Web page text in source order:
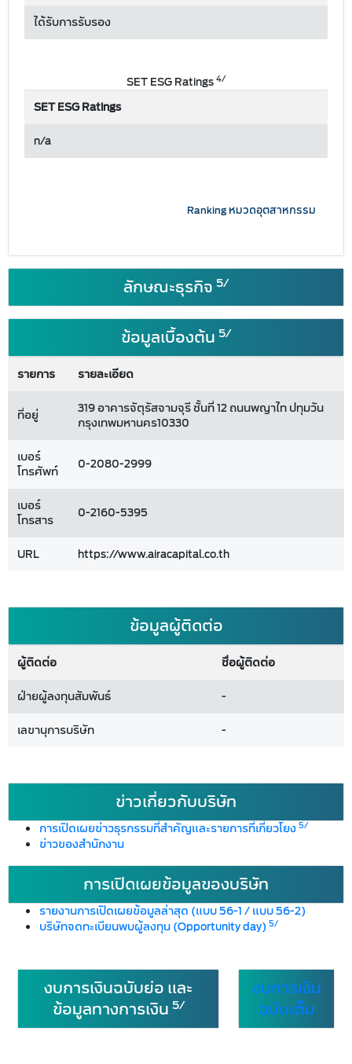
ได้รับการรับรอง
SET ESG Ratings4/
SET ESG Ratings
n/a
Ranking หมวดอุตสาหกรรม
ลักษณะธุรกิจ 5/
ข้อมูลเบื้องต้น 5/
รายการ รายละเอียด
ที่อยู่
319 อาคารจัตุรัสจามจุรี ชั้นที่ 12 ถนนพญาไท ปทุมวัน
กรุงเทพมหานคร10330
เบอร์
โทรศัพท์
0-2080-2999
เบอร์
โทรสาร
0-2160-5395
URL https://www.airacapital.co.th
ข้อมูลผู้ติดต่อ
ผู้ติดต่อ
ชื่อผู้ติดต่อ
ฝ่ายผู้ลงทุนสัมพันธ์
-
เลขานุการบริษัท
-
ข่าวเกี่ยวกับบริษัท
การเปิดเผยข่าวธุรกรรมที่สำคัญและรายการที่เกี่ยวโยง5/
ข่าวของสำนักงาน
การเปิดเผยข้อมูลของบริษัท
รายงานการเปิดเผยข้อมูลล่าสุด (แบบ 56-1 / แบบ 56-2)
บริษัทจดทะเบียนพบผู้ลงทุน (Opportunity day) 5/
งบการเงินฉบับย่อ และ
ข้อมูลทางการเงิน 5/
งบการเงิน
ฉบับเต็ม